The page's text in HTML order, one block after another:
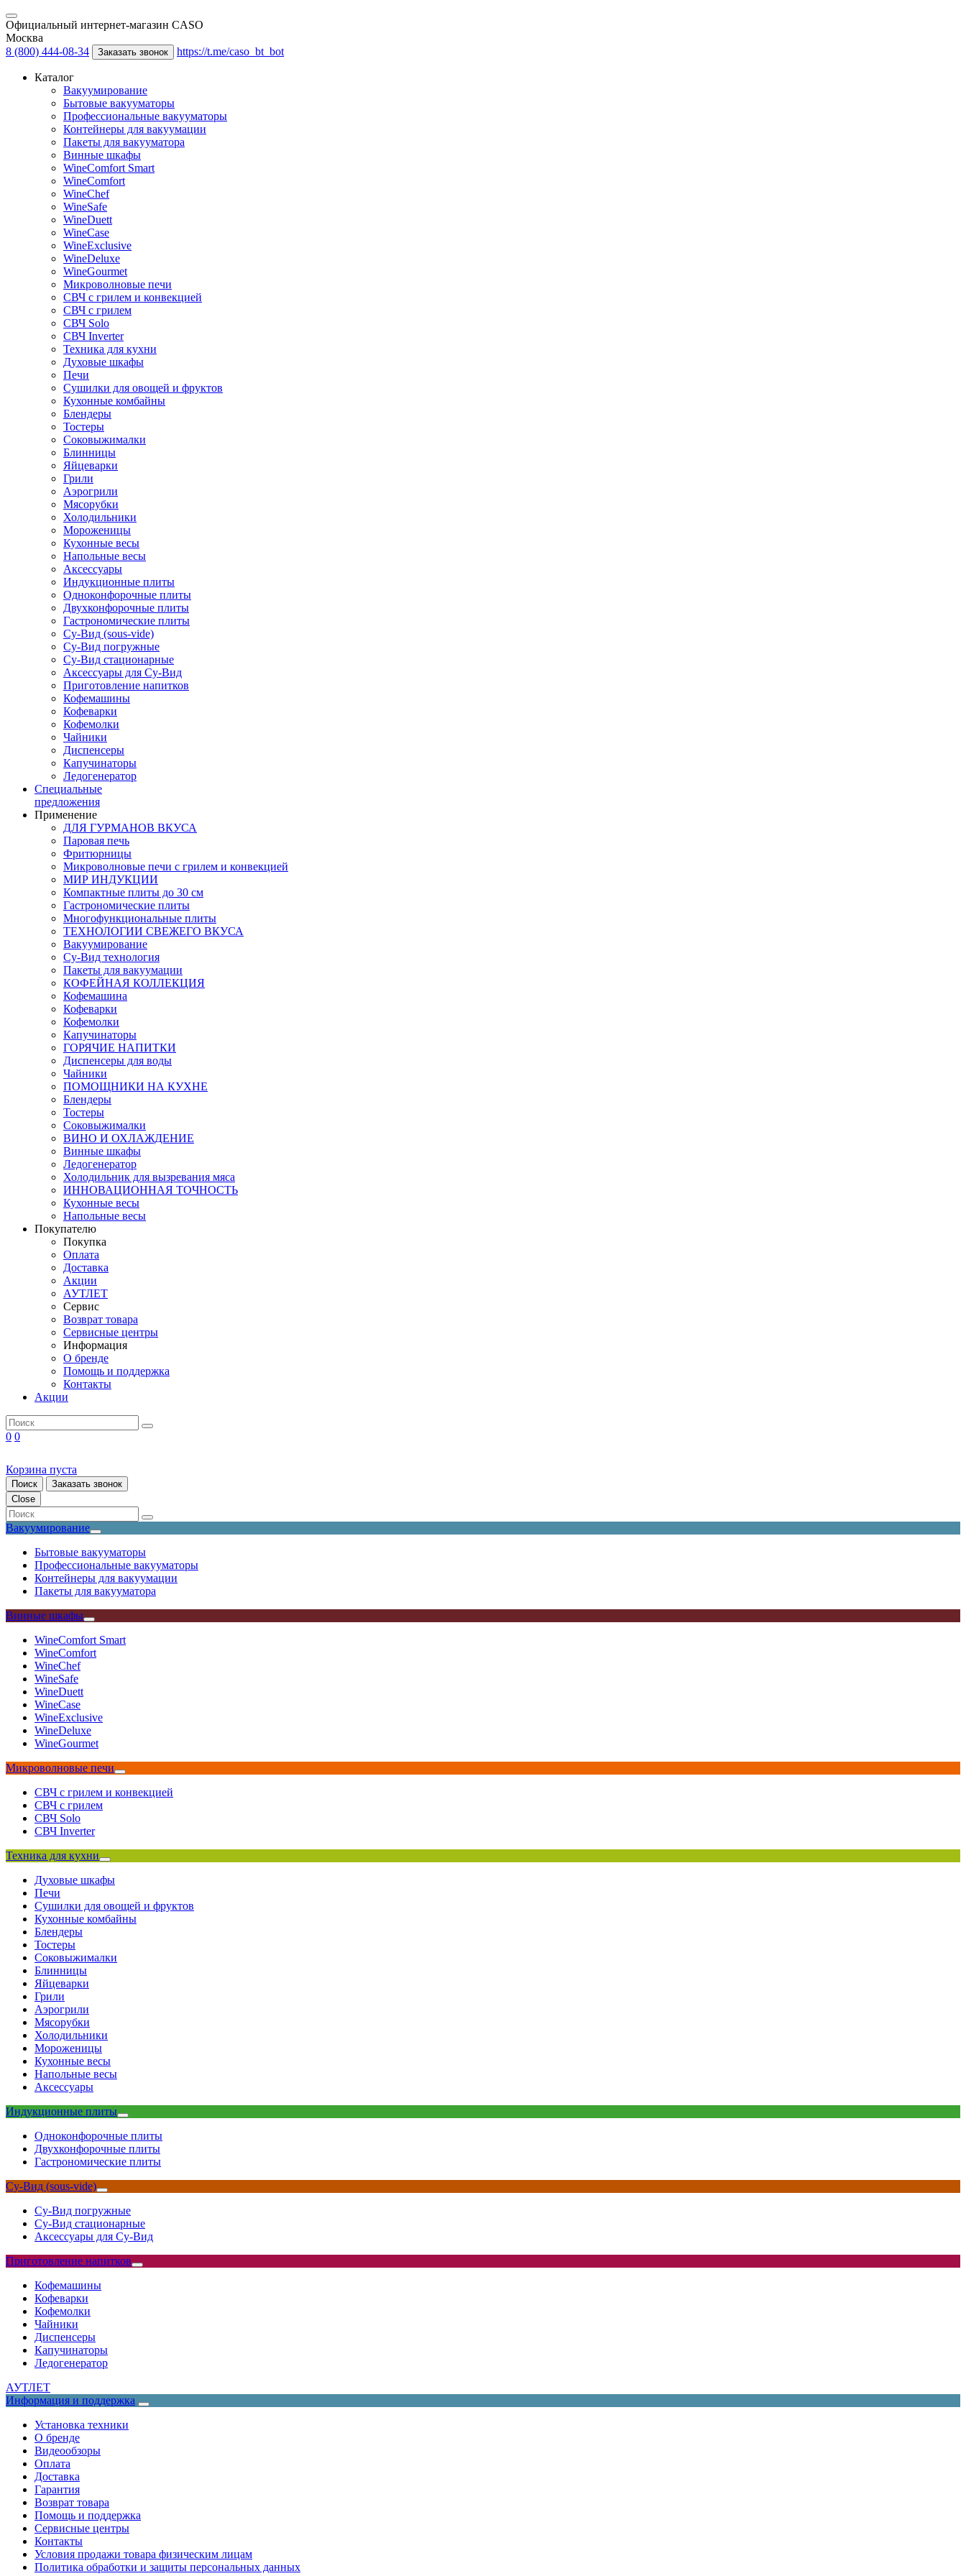
Официальный интернет-магазин CASO
Москва
8 (800) 444-08-34
Заказать звонок https://t.me/caso_bt_bot
Каталог
Вакуумирование
Бытовые вакууматоры
Профессиональные вакууматоры
Контейнеры для вакуумации
Пакеты для вакууматора
Винные шкафы
WineComfort Smart
WineComfort
WineChef
WineSafe
WineDuett
WineCase
WineExclusive
WineDeluxe
WineGourmet
Микроволновые печи
СВЧ с грилем и конвекцией
СВЧ с грилем
СВЧ Solo
СВЧ Inverter
Техника для кухни
Духовые шкафы
Печи
Сушилки для овощей и фруктов
Кухонные комбайны
Блендеры
Тостеры
Соковыжималки
Блинницы
Яйцеварки
Грили
Аэрогрили
Мясорубки
Холодильники
Мороженицы
Кухонные весы
Напольные весы
Аксессуары
Индукционные плиты
Одноконфорочные плиты
Двухконфорочные плиты
Гастрономические плиты
Су-Вид (sous-vide)
Су-Вид погружные
Су-Вид стационарные
Аксессуары для Су-Вид
Приготовление напитков
Кофемашины
Кофеварки
Кофемолки
Чайники
Диспенсеры
Капучинаторы
Ледогенератор
Специальные
предложения
Применение
ДЛЯ ГУРМАНОВ ВКУСА
Паровая печь
Фритюрницы
Микроволновые печи с грилем и конвекцией
МИР ИНДУКЦИИ
Компактные плиты до 30 см
Гастрономические плиты
Многофункциональные плиты
ТЕХНОЛОГИИ СВЕЖЕГО ВКУСА
Вакуумирование
Су-Вид технология
Пакеты для вакуумации
КОФЕЙНАЯ КОЛЛЕКЦИЯ
Кофемашина
Кофеварки
Кофемолки
Капучинаторы
ГОРЯЧИЕ НАПИТКИ
Диспенсеры для воды
Чайники
ПОМОЩНИКИ НА КУХНЕ
Блендеры
Тостеры
Соковыжималки
ВИНО И ОХЛАЖДЕНИЕ
Винные шкафы
Ледогенератор
Холодильник для вызревания мяса
ИННОВАЦИОННАЯ ТОЧНОСТЬ
Кухонные весы
Напольные весы
Покупателю
Покупка
Оплата
Доставка
Акции
АУТЛЕТ
Сервис
Возврат товара
Сервисные центры
Информация
О бренде
Помощь и поддержка
Контакты
Акции
0 0
Корзина пуста
Поиск
Заказать звонок
Close
Вакуумирование
Бытовые вакууматоры
Профессиональные вакууматоры
Контейнеры для вакуумации
Пакеты для вакууматора
Винные шкафы
WineComfort Smart
WineComfort
WineChef
WineSafe
WineDuett
WineCase
WineExclusive
WineDeluxe
WineGourmet
Микроволновые печи
СВЧ с грилем и конвекцией
СВЧ с грилем
СВЧ Solo
СВЧ Inverter
Техника для кухни
Духовые шкафы
Печи
Сушилки для овощей и фруктов
Кухонные комбайны
Блендеры
Тостеры
Соковыжималки
Блинницы
Яйцеварки
Грили
Аэрогрили
Мясорубки
Холодильники
Мороженицы
Кухонные весы
Напольные весы
Аксессуары
Индукционные плиты
Одноконфорочные плиты
Двухконфорочные плиты
Гастрономические плиты
Су-Вид (sous-vide)
Су-Вид погружные
Су-Вид стационарные
Аксессуары для Су-Вид
Приготовление напитков
Кофемашины
Кофеварки
Кофемолки
Чайники
Диспенсеры
Капучинаторы
Ледогенератор
АУТЛЕТ
Информация и поддержка
Установка техники
О бренде
Видеообзоры
Оплата
Доставка
Гарантия
Возврат товара
Помощь и поддержка
Сервисные центры
Контакты
Условия продажи товара физическим лицам
Политика обработки и защиты персональных данных